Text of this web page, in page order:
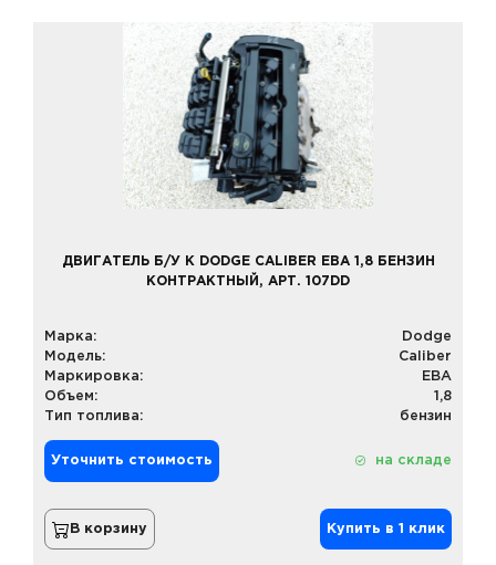
ДВИГАТЕЛЬ Б/У К DODGE CALIBER EBA 1,8 БЕНЗИН
КОНТРАКТНЫЙ, АРТ. 107DD
Марка:
Dodge
Модель:
Caliber
Маркировка:
EBA
Объем:
1,8
Тип топлива:
бензин
Уточнить стоимость на складе
В корзину Купить в 1 клик